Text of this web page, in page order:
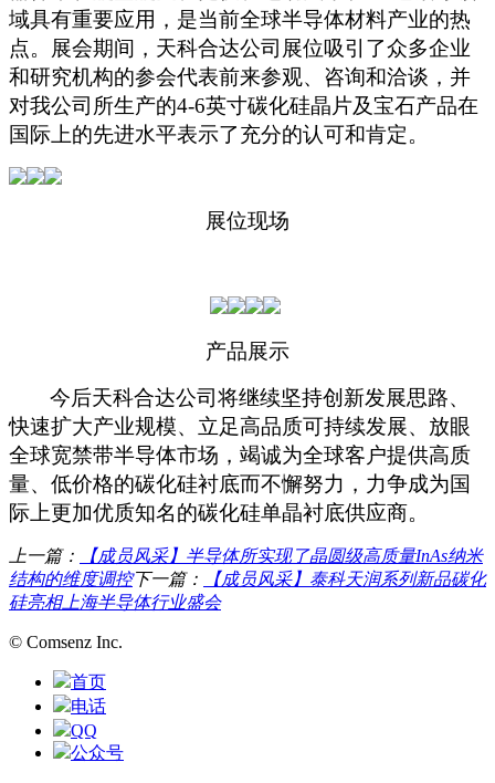
域具有重要应用，是当前全球半导体材料产业的热
点。展会期间，天科合达公司展位吸引了众多企业
和研究机构的参会代表前来参观、咨询和洽谈，并
对我公司所生产的4-6英寸碳化硅晶片及宝石产品在
国际上的先进水平表示了充分的认可和肯定。
展位现场
产品展示
今后天科合达公司将继续坚持创新发展思路、
快速扩大产业规模、立足高品质可持续发展、放眼
全球宽禁带半导体市场，竭诚为全球客户提供高质
量、低价格的碳化硅衬底而不懈努力，力争成为国
际上更加优质知名的碳化硅单晶衬底供应商。
上一篇：
【成员风采】半导体所实现了晶圆级高质量InAs纳米
结构的维度调控下一篇：
【成员风采】泰科天润系列新品碳化
硅亮相上海半导体行业盛会
© Comsenz Inc.
首页
电话
QQ
公众号